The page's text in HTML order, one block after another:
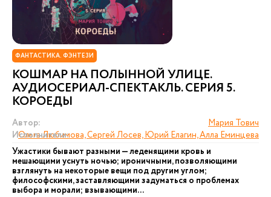
ФАНТАСТИКА. ФЭНТЕЗИ
КОШМАР НА ПОЛЫННОЙ УЛИЦЕ.
АУДИОСЕРИАЛ-СПЕКТАКЛЬ. СЕРИЯ 5.
КОРОЕДЫ
Автор:
Мария Тович
Исполнители:
Ольга Любимова, Сергей Лосев, Юрий Елагин, Алла Еминцева
Ужастики бывают разными — леденящими кровь и
мешающими уснуть ночью; ироничными, позволяющими
взглянуть на некоторые вещи под другим углом;
философскими, заставляющими задуматься о проблемах
выбора и морали; взывающими...